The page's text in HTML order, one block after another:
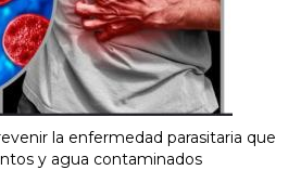
la enfermedad parasitaria que
y agua contaminados